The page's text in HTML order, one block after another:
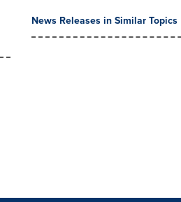
News Releases in Similar Topics